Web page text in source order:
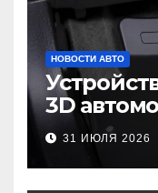
НОВОСТИ АВТО
3D
ковриков
31 ИЮЛЯ 2026